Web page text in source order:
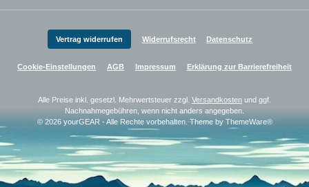
Vertrag widerrufen Widerrufsrecht Datenschutz
Cookie-Einstellungen AGB Impressum Erklärung zur Barrierefreiheit
Alle Preise inkl. gesetzl. Mehrwertsteuer zzgl. Versandkosten und ggf.
Nachnahmegebühren, wenn nicht anders angegeben.
© 2026 yourGEAR - Alle Rechte vorbehalten. Theme by ThemeWare®